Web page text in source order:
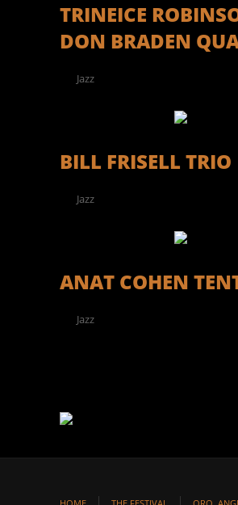
TRINEICE
DON BRADEN
Jazz
BILL FRISELL TRIO
Jazz
ANAT COHEN
Jazz